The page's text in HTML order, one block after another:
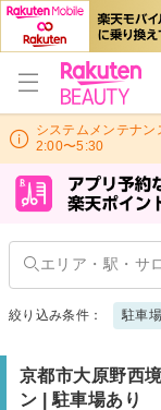
システムメンテナ
2:00〜5:30
絞り込み条件： 駐車
京都市大原野西
ン | 駐車場あり